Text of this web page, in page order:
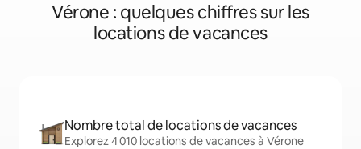
Vérone : quelques chiffres sur les
locations de vacances
Nombre total de locations de vacances
Explorez 4 010 locations de vacances à Vérone